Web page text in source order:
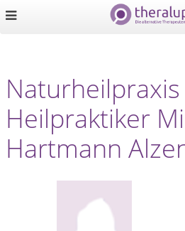
Naturheilpraxis
Heilpraktiker
Hartmann